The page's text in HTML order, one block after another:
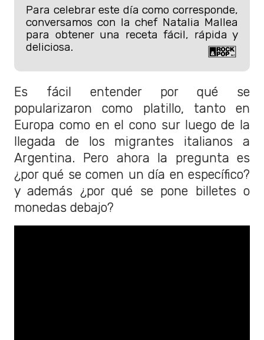
Para celebrar este día como corresponde,
conversamos con la chef Natalia Mallea
para obtener una receta fácil, rápida y
deliciosa.
Es fácil entender por qué se
popularizaron como platillo, tanto en
Europa como en el cono sur luego de la
llegada de los migrantes italianos a
Argentina. Pero ahora la pregunta es
¿por qué se comen un día en específico?
y además ¿por qué se pone billetes o
monedas debajo?